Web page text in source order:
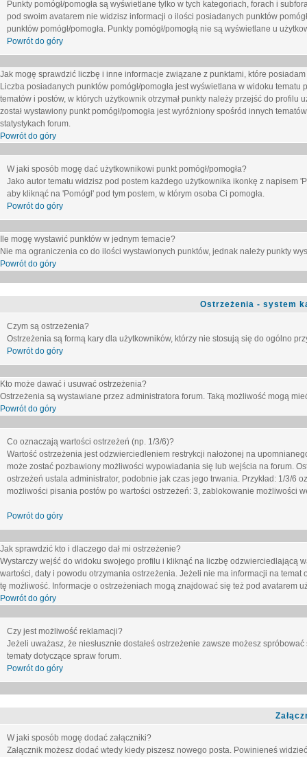
Punkty pomógł/pomogła są wyświetlane tylko w tych kategoriach, forach i
pod swoim avatarem nie widzisz informacji o ilości posiadanych punktów
punktów pomógł/pomogła. Punkty pomógł/pomogłą nie są wyświetlane u
Powrót do góry
Jak mogę sprawdzić liczbę i inne informacje związane z punktami, które
Liczba posiadanych punktów pomógł/pomogła jest wyświetlana w widoku
tematów i postów, w których użytkownik otrzymał punkty należy przejść do
został wystawiony punkt pomógł/pomogła jest wyróżniony spośród innych
statystykach forum.
Powrót do góry
W jaki sposób mogę dać użytkownikowi punkt pomógł/pomogła?
Jako autor tematu widzisz pod postem każdego użytkownika ikonkę z napisem
aby kliknąć na 'Pomógł' pod tym postem, w którym osoba Ci pomogła.
Powrót do góry
Ile mogę wystawić punktów w jednym temacie?
Nie ma ograniczenia co do ilości wystawionych punktów, jednak należy punkty
Powrót do góry
Ostrzeżenia - system
Czym są ostrzeżenia?
Ostrzeżenia są formą kary dla użytkowników, którzy nie stosują się do ogólno
Powrót do góry
Kto może dawać i usuwać ostrzeżenia?
Ostrzeżenia są wystawiane przez administratora forum. Taką możliwość mogą
Powrót do góry
Co oznaczają wartości ostrzeżeń (np. 1/3/6)?
Wartość ostrzeżenia jest odzwierciedleniem restrykcji nałożonej na
może zostać pozbawiony możliwości wypowiadania się lub wejścia na forum.
ostrzeżeń ustala administrator, podobnie jak czas jego trwania. Przykład: 1/3/6
możliwości pisania postów po wartości ostrzeżeń: 3, zablokowanie możliwości
Powrót do góry
Jak sprawdzić kto i dlaczego dał mi ostrzeżenie?
Wystarczy wejść do widoku swojego profilu i kliknąć na liczbę odzwierciedlającą
wartości, daty i powodu otrzymania ostrzeżenia. Jeżeli nie ma informacji na temat
tę możliwość. Informacje o ostrzeżeniach mogą znajdować się też pod avatarem
Powrót do góry
Czy jest możliwość reklamacji?
Jeżeli uważasz, że niesłusznie dostałeś ostrzeżenie zawsze możesz
tematy dotyczące spraw forum.
Powrót do góry
W jaki sposób mogę dodać załączniki?
Załącznik możesz dodać wtedy kiedy piszesz nowego posta. Powinieneś